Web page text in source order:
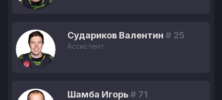
Судариков Валентин # 25
Ассистент
Шамба Игорь# 71